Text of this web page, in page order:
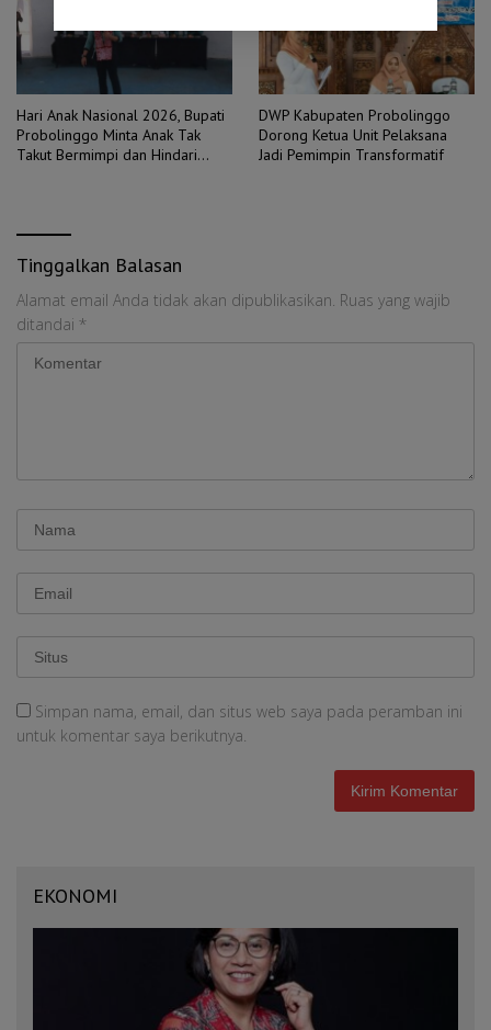
Hari Anak Nasional 2026, Bupati
Probolinggo Minta Anak Tak
Takut Bermimpi dan Hindari
DWP Kabupaten Probolinggo
Dorong Ketua Unit Pelaksana
Jadi Pemimpin Transformatif
Tinggalkan Balasan
Alamat email Anda tidak akan dipublikasikan. Ruas yang wajib
ditandai *
Simpan nama, email, dan situs web saya pada peramban ini
untuk komentar saya berikutnya.
EKONOMI